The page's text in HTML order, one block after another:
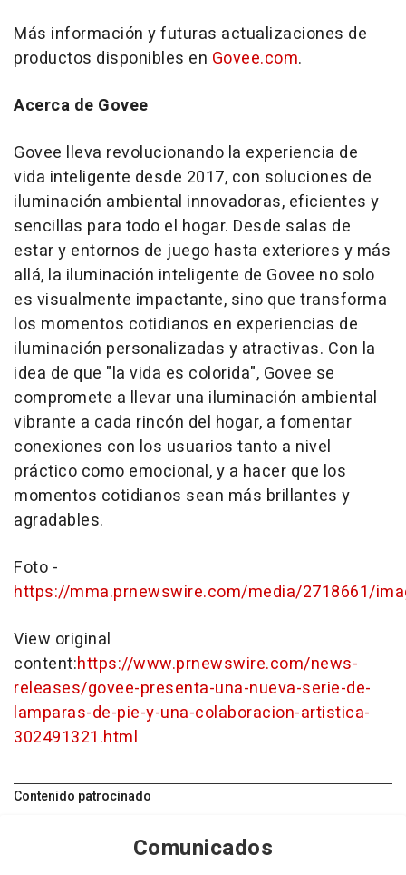
Más información y futuras actualizaciones de
productos disponibles en Govee.com.
Acerca de Govee
Govee lleva revolucionando la experiencia de
vida inteligente desde 2017, con soluciones de
iluminación ambiental innovadoras, eficientes y
sencillas para todo el hogar. Desde salas de
estar y entornos de juego hasta exteriores y más
allá, la iluminación inteligente de Govee no solo
es visualmente impactante, sino que transforma
los momentos cotidianos en experiencias de
iluminación personalizadas y atractivas. Con la
idea de que "la vida es colorida", Govee se
compromete a llevar una iluminación ambiental
vibrante a cada rincón del hogar, a fomentar
conexiones con los usuarios tanto a nivel
práctico como emocional, y a hacer que los
momentos cotidianos sean más brillantes y
agradables.
Foto -
https://mma.prnewswire.com/media/2718661/
View original
content:https://www.prnewswire.com/news-
releases/govee-presenta-una-nueva-serie-de-
lamparas-de-pie-y-una-colaboracion-artistica-
302491321.html
Contenido patrocinado
Comunicados